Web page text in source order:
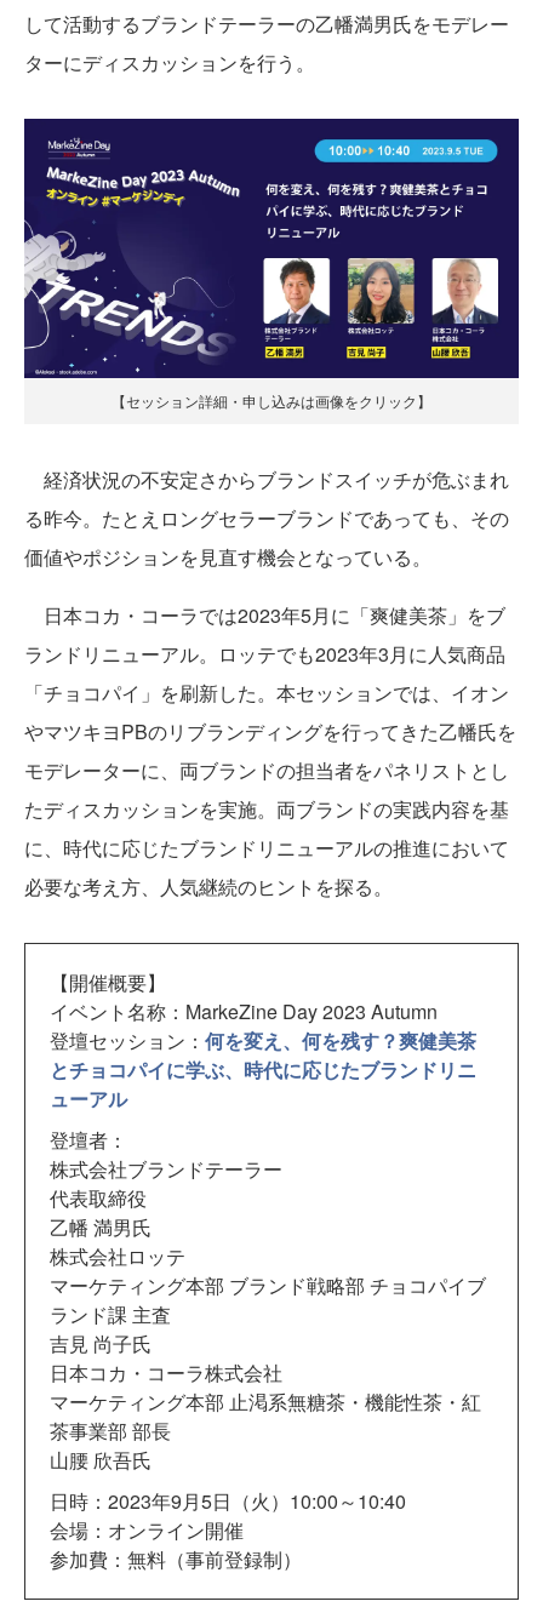
して活動するブランドテーラーの乙幡満男氏をモデレー
ターにディスカッションを行う。
【セッション詳細・申し込みは画像をクリック】
経済状況の不安定さからブランドスイッチが危ぶまれ
る昨今。たとえロングセラーブランドであっても、その
価値やポジションを見直す機会となっている。
日本コカ・コーラでは2023年5月に「爽健美茶」をブ
ランドリニューアル。ロッテでも2023年3月に人気商品
「チョコパイ」を刷新した。本セッションでは、イオン
やマツキヨPBのリブランディングを行ってきた乙幡氏を
モデレーターに、両ブランドの担当者をパネリストとし
たディスカッションを実施。両ブランドの実践内容を基
に、時代に応じたブランドリニューアルの推進において
必要な考え方、人気継続のヒントを探る。
【開催概要】
イベント名称：MarkeZine Day 2023 Autumn
登壇セッション： 何を変え、何を残す？爽健美茶
とチョコパイに学ぶ、時代に応じたブランドリニ
ューアル
登壇者：
株式会社ブランドテーラー
代表取締役
乙幡 満男氏
株式会社ロッテ
マーケティング本部 ブランド戦略部 チョコパイブ
ランド課 主査
吉見 尚子氏
日本コカ・コーラ株式会社
マーケティング本部 止渇系無糖茶・機能性茶・紅
茶事業部 部長
山腰 欣吾氏
日時：2023年9月5日（火）10:00～10:40
会場：オンライン開催
参加費：無料（事前登録制）